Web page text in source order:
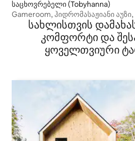
საცხოვრებელი (Tobyhanna)
Gameroom, ჰიდრომასაჟიანი
პოკონოსში
სახლისთვის
კომფორტი და
ყოველთვიური